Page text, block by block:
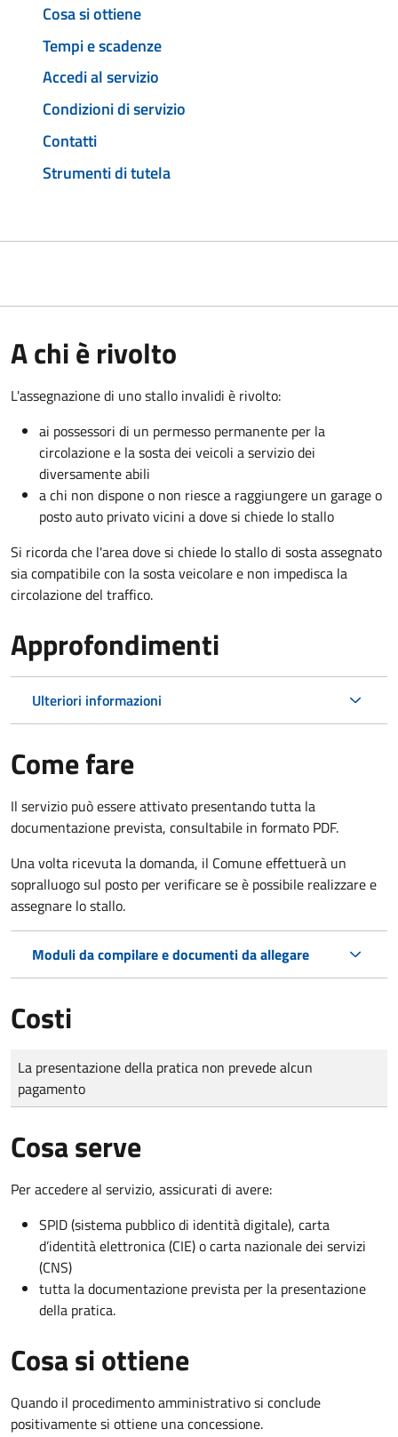
Cosa si ottiene
Tempi e scadenze
Accedi al servizio
Condizioni di servizio
Contatti
Strumenti di tutela
A chi è rivolto
L'assegnazione di uno stallo invalidi è rivolto:
ai possessori di un permesso permanente per la
circolazione e la sosta dei veicoli a servizio dei
diversamente abili
a chi non dispone o non riesce a raggiungere un garage o
posto auto privato vicini a dove si chiede lo stallo
Si ricorda che l'area dove si chiede lo stallo di sosta assegnato
sia compatibile con la sosta veicolare e non impedisca la
circolazione del traffico.
Approfondimenti
Ulteriori informazioni
Come fare
Il servizio può essere attivato presentando tutta la
documentazione prevista, consultabile in formato PDF.
Una volta ricevuta la domanda, il Comune effettuerà un
sopralluogo sul posto per verificare se è possibile realizzare e
assegnare lo stallo.
Moduli da compilare e documenti da allegare
Costi
Tipo di pagamento
Importo
La presentazione della pratica non prevede alcun
pagamento
Cosa serve
Per accedere al servizio, assicurati di avere:
SPID (sistema pubblico di identità digitale), carta
d’identità elettronica (CIE) o carta nazionale dei servizi
(CNS)
tutta la documentazione prevista per la presentazione
della pratica.
Cosa si ottiene
Quando il procedimento amministrativo si conclude
positivamente si ottiene una concessione.